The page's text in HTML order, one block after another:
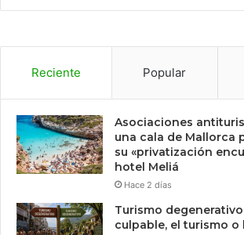
Reciente Popular
Asociaciones
una cala de Mallorca
su «privatización
hotel Meliá
Hace 2 días
Turismo
culpable, el turismo o